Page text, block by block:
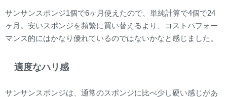
サンサンスポンジ1個で6ヶ月使えたので、単純計算で4個で24
ヶ月。安いスポンジを頻繁に買い替えるより、コストパフォー
マンス的にはかなり優れているのではないかなと感じました。
適度なハリ感
サンサンスポンジは、通常のスポンジに比べ少し硬い感じがあ